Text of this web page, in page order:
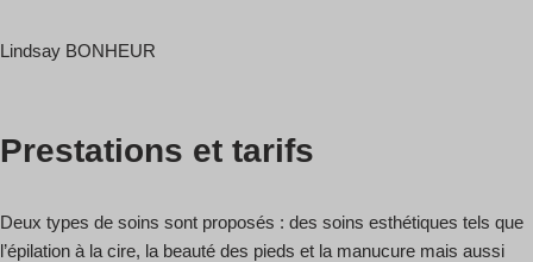
Lindsay BONHEUR
Prestations et tarifs
Deux types de soins sont proposés : des soins esthétiques tels que
l’épilation à la cire, la beauté des pieds et la manucure mais aussi